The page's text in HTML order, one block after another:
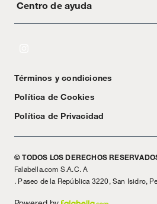
Acerca de Crate
Centro de ayuda
Textos Legales
Términos y condiciones
Política de Cookies
Política de Privacidad
© TODOS LOS DERECHOS
Falabella.com S.A.C. A
. Paseo de la República 3220, San Isidro,